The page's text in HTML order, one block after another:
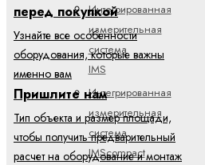
Интегрированная
измерительная
система
IMS
Интегрированная
измерительная
система
IMScompact
перед покупкой
Узнайте все особенности
оборудования, которые важны
именно вам
Пришлите нам
Тип объекта и размер площади,
чтобы получить предварительный
расчет на оборудование и монтаж